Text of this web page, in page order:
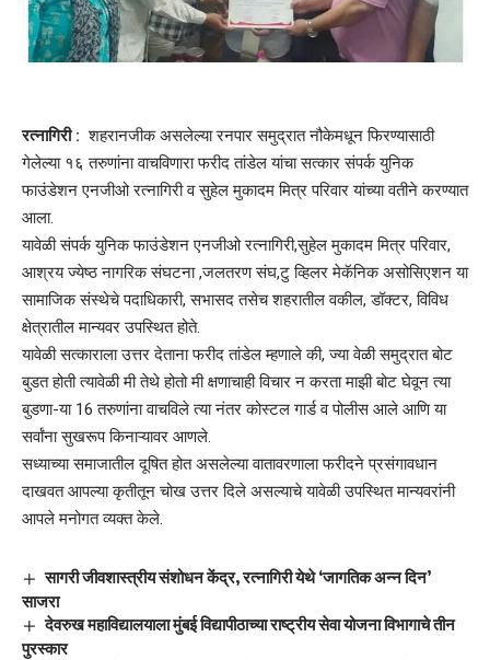
रत्नागिरी : शहरानजीक असलेल्या रनपार समुद्रात नौकेमधून फिरण्यासाठी
गेलेल्या १६ तरुणांना वाचविणारा फरीद तांडेल यांचा सत्कार संपर्क युनिक
फाउंडेशन एनजीओ रत्नागिरी व सुहेल मुकादम मित्र परिवार यांच्या वतीने करण्यात
आला.
यावेळी संपर्क युनिक फाउंडेशन एनजीओ रत्नागिरी,सुहेल मुकादम मित्र परिवार,
आश्रय ज्येष्ठ नागरिक संघटना ,जलतरण संघ,टु व्हिलर मेकॅनिक असोसिएशन या
सामाजिक संस्थेचे पदाधिकारी, सभासद तसेच शहरातील वकील, डॉक्टर, विविध
क्षेत्रातील मान्यवर उपस्थित होते.
यावेळी सत्काराला उत्तर देताना फरीद तांडेल म्हणाले की, ज्या वेळी समुद्रात बोट
बुडत होती त्यावेळी मी तेथे होतो मी क्षणाचाही विचार न करता माझी बोट घेवून त्या
बुडणा-या 16 तरुणांना वाचविले त्या नंतर कोस्टल गार्ड व पोलीस आले आणि या
सर्वांना सुखरूप किनाऱ्यावर आणले.
सध्याच्या समाजातील दूषित होत असलेल्या वातावरणाला फरीदने प्रसंगावधान
दाखवत आपल्या कृतीतून चोख उत्तर दिले असल्याचे यावेळी उपस्थित मान्यवरांनी
आपले मनोगत व्यक्त केले.
सागरी जीवशास्त्रीय संशोधन केंद्र, रत्नागिरी येथे ‘जागतिक अन्न दिन’
साजरा
देवरुख महाविद्यालयाला मुंबई विद्यापीठाच्या राष्ट्रीय सेवा योजना विभागाचे तीन
पुरस्कार